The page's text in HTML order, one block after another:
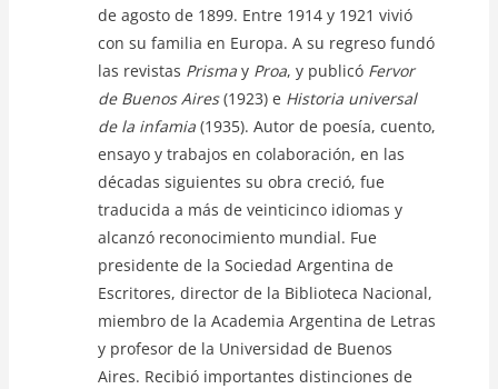
de agosto de 1899. Entre 1914 y 1921 vivió
con su familia en Europa. A su regreso fundó
las revistas Prisma y Proa, y publicó Fervor
de Buenos Aires(1923) e Historia universal
de la infamia (1935). Autor de poesía, cuento,
ensayo y trabajos en colaboración, en las
décadas siguientes su obra creció, fue
traducida a más de veinticinco idiomas y
alcanzó reconocimiento mundial. Fue
presidente de la Sociedad Argentina de
Escritores, director de la Biblioteca Nacional,
miembro de la Academia Argentina de Letras
y profesor de la Universidad de Buenos
Aires. Recibió importantes distinciones de